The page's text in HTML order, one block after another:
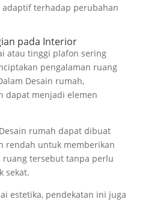
terhadap perubahan
pada Interior
atau tinggi plafon sering
pengalaman ruang
Desain rumah,
dapat menjadi elemen
rumah dapat dibuat
rendah untuk memberikan
tersebut tanpa perlu
sekat.
estetika, pendekatan ini juga